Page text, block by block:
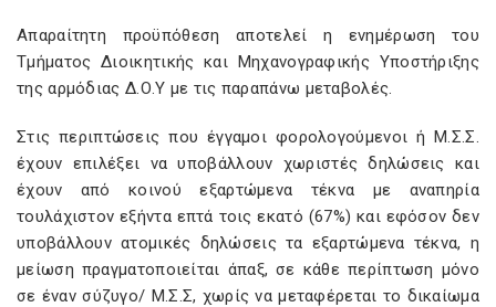
Απαραίτητη προϋπόθεση αποτελεί η ενημέρωση του
Τμήματος Διοικητικής και Μηχανογραφικής Υποστήριξης
της αρμόδιας Δ.Ο.Υ με τις παραπάνω μεταβολές.
Στις περιπτώσεις που έγγαμοι φορολογούμενοι ή Μ.Σ.Σ.
έχουν επιλέξει να υποβάλλουν χωριστές δηλώσεις και
έχουν από κοινού εξαρτώμενα τέκνα με αναπηρία
τουλάχιστον εξήντα επτά τοις εκατό (67%) και εφόσον δεν
υποβάλλουν ατομικές δηλώσεις τα εξαρτώμενα τέκνα, η
μείωση πραγματοποιείται άπαξ, σε κάθε περίπτωση μόνο
σε έναν σύζυγο/ Μ.Σ.Σ, χωρίς να μεταφέρεται το δικαίωμα